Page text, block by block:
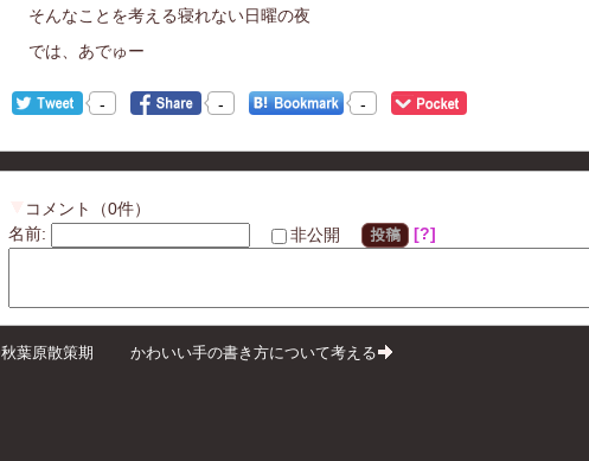
そんなことを考える寝れない日曜の夜
では、あでゅー
- - -
コメント （0件）
名前: 非公開 投稿 ?
秋葉原散策期 かわいい手の書き方について考える